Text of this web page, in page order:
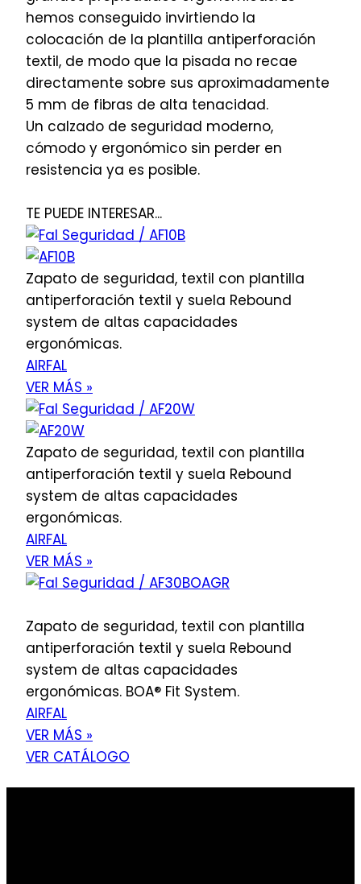
hemos conseguido invirtiendo la
colocación de la plantilla antiperforación
textil, de modo que la pisada no recae
directamente sobre sus aproximadamente
5 mm de fibras de alta tenacidad.
Un calzado de seguridad moderno,
cómodo y ergonómico sin perder en
resistencia ya es posible.
TE PUEDE INTERESAR...
Zapato de seguridad, textil con plantilla
antiperforación textil y suela Rebound
system de altas capacidades
ergonómicas.
AIRFAL
VER MÁS »
Zapato de seguridad, textil con plantilla
antiperforación textil y suela Rebound
system de altas capacidades
ergonómicas.
AIRFAL
VER MÁS »
Zapato de seguridad, textil con plantilla
antiperforación textil y suela Rebound
system de altas capacidades
ergonómicas. BOA® Fit System.
AIRFAL
VER MÁS »
VER CATÁLOGO